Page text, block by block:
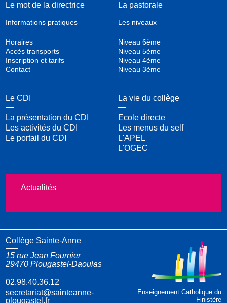
Le mot de la directrice
Informations pratiques
Horaires
Accès transports
Inscription et tarifs
Contact
La pastorale
Les niveaux
Niveau 6ème
Niveau 5ème
Niveau 4ème
Niveau 3ème
Le CDI
La présentation du CDI
Les activités du CDI
Le portail du CDI
La vie du collège
Ecole directe
Les menus du self
L'APEL
L'OGEC
Actualités
Collège Sainte-Anne
15 rue Jean Fournier
29470 Plougastel-Daoulas
02.98.40.36.12
Enseignement Catholique du
Finistère